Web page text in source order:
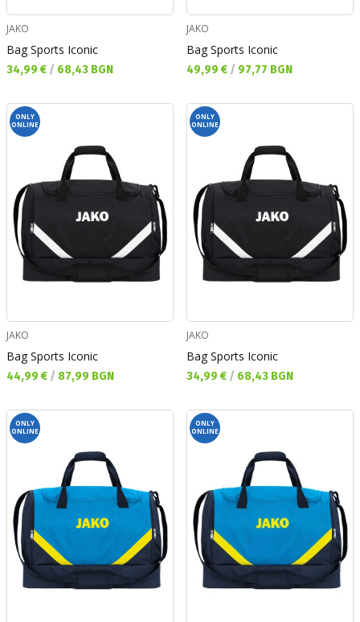
JAKO
Bag Sports Iconic
Текуща цена:
34,99 € / 68,43 BGN
JAKO
Bag Sports Iconic
Текуща цена:
49,99 € / 97,77 BGN
ONLY
ONLINE
JAKO
Bag Sports Iconic
Текуща цена:
44,99 € / 87,99 BGN
ONLY
ONLINE
JAKO
Bag Sports Iconic
Текуща цена:
34,99 € / 68,43 BGN
ONLY
ONLINE
ONLY
ONLINE